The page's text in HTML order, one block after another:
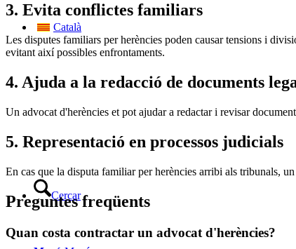
Català
Cercar
3. Evita conflictes familiars
Les disputes familiars per herències poden causar tensions i
evitant així possibles enfrontaments.
4. Ajuda a la redacció de documents
Un advocat d'herències et pot ajudar a redactar i revisar
5. Representació en processos judicials
En cas que la disputa familiar per herències arribi als tribunals,
Preguntes freqüents
Quan costa contractar un advocat d'herències?